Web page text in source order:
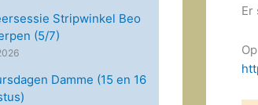
Stripwinkel Beo
(5/7)
Damme (15 en 16
Er